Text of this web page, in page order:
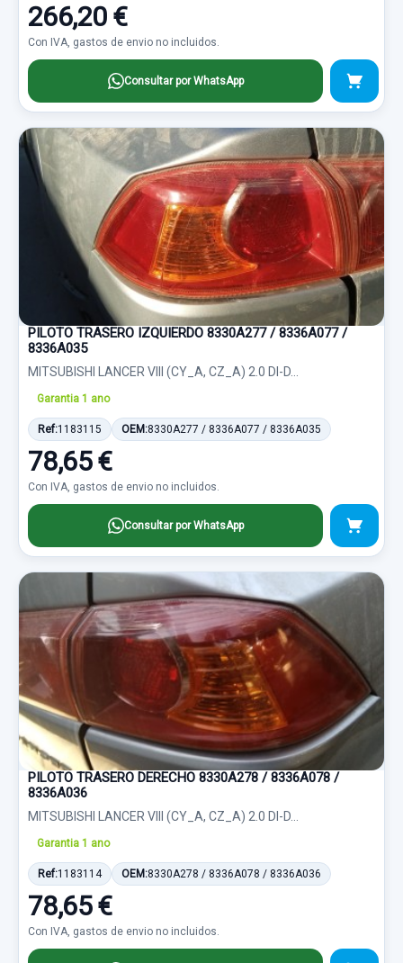
266,20 €
Con IVA, gastos de envio no incluidos.
Consultar por WhatsApp
PILOTO TRASERO IZQUIERDO 8330A277 / 8336A077 /
8336A035
MITSUBISHI LANCER VIII (CY_A, CZ_A) 2.0 DI-D...
Garantia 1 ano
Ref:1183115 OEM:8330A277 / 8336A077 / 8336A035
78,65 €
Con IVA, gastos de envio no incluidos.
Consultar por WhatsApp
PILOTO TRASERO DERECHO 8330A278 / 8336A078 /
8336A036
MITSUBISHI LANCER VIII (CY_A, CZ_A) 2.0 DI-D...
Garantia 1 ano
Ref:1183114 OEM:8330A278 / 8336A078 / 8336A036
78,65 €
Con IVA, gastos de envio no incluidos.